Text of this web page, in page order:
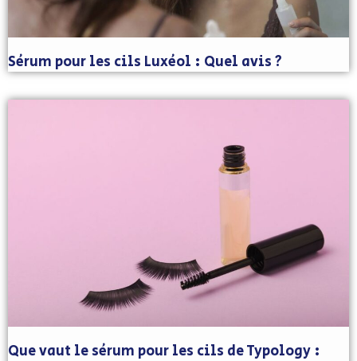
Sérum pour les cils Luxéol : Quel avis ?
Que vaut le sérum pour les cils de Typology :